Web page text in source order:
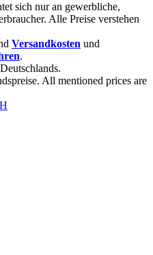
sich nur an gewerbliche,
Alle Preise verstehen
Versandkosten und
.
All mentioned prices are